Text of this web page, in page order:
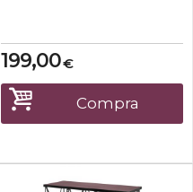
profilo in
alluminio.Caratteristiche-
dimensione 60x120 cm-
Altezza 900cm-Ripiano in
Multistrato di betulla-teste di
appoggio in nylon-tubi
€
199,00
Compra